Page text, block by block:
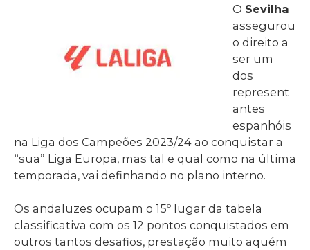
O Sevilha
assegurou
o direito a
ser um
dos
represent
antes
espanhóis
na Liga dos Campeões 2023/24 ao conquistar a
“sua” Liga Europa, mas tal e qual como na última
temporada, vai definhando no plano interno.
Os andaluzes ocupam o 15º lugar da tabela
classificativa com os 12 pontos conquistados em
outros tantos desafios, prestação muito aquém